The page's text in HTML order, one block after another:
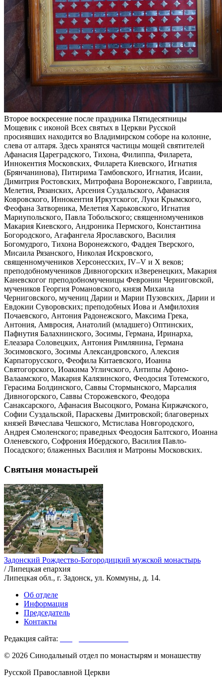
Второе воскресение после праздника Пятидесятницы
Мощевик с иконой Всех святых в Церкви Русской
просиявших находится во Владимирском соборе на колонне,
слева от алтаря. Здесь хранятся частицы мощей святителей
Афанасия Цареградского, Тихона, Филиппа, Филарета,
Иннокентия Московских, Филарета Киевского, Игнатия
(Брянчанинова), Питирима Тамбовского, Игнатия, Исаии,
Димитрия Ростовских, Митрофана Воронежского, Гавриила,
Мелетия, Рязанских, Арсения Суздальского, Афанасия
Ковровского, Иннокентия Иркутскогог, Луки Крымского,
Феофана Затворника, Мелетия Харьковского, Игнатия
Мариупольского, Павла Тобольского; священномучеников
Макария Киевского, Андроника Пермского, Константина
Богородского, Агафангела Ярославского, Василия
Богомудрого, Тихона Воронежского, Фаддея Тверского,
Мисаила Рязанского, Николая Искровского,
священномучеников Херсонесских, IV‒V и X веков;
преподобномучеников Дивногорских иЗверенецких, Макария
Каневскогог преподобномученицы Февронии Черниговской,
мучеников Георгия Романовского, князя Михаила
Черниговского, мучениц Дарии и Марии Пузовских, Дарии и
Евдокии Суворовских; преподобных Иова и Амфилохия
Почаевского, Антония Радонежского, Максима Грека,
Антония, Амвросия, Анатолий (младшего) Оптинских,
Пафнутия Балахнинского, Зосимы, Германа, Иринарха,
Елеазара Соловецких, Антония Римлянина, Германа
Зосимовского, Зосимы Александровского, Алексия
Карпаторусского, Феофила Китаевского, Иоанна
Святогорского, Иоакима Угличского, Антипы Афоно-
Валаамского, Макария Калязинского, Феодосия Тотемского,
Герасима Болдинского, Саввы Стормынского, Марсалия
Дивногорского, Саввы Сторожевского, Феодора
Санаксарского, Афанасия Высоцкого, Романа Киржачского,
Софии Суздальской, Параскевы Дмитровской; благоверных
князей Вячеслава Чешского, Мстислава Новгородского,
Андрея Смоленского; праведных Феодосия Балтского, Иоанна
Оленевского, Софрония Ибердского, Василия Павло-
Посадского; блаженных Василия и Матроны Московских.
Святыня монастырей
Задонский Рождество-Богородицкий мужской монастырь
/ Липецкая епархия
Липецкая обл., г. Задонск, ул. Коммуны, д. 14.
Об отделе
Информация
Председатель
Контакты
Редакция сайта:
© 2026 Синодальный отдел по монастырям и монашеству
Русской Православной Церкви